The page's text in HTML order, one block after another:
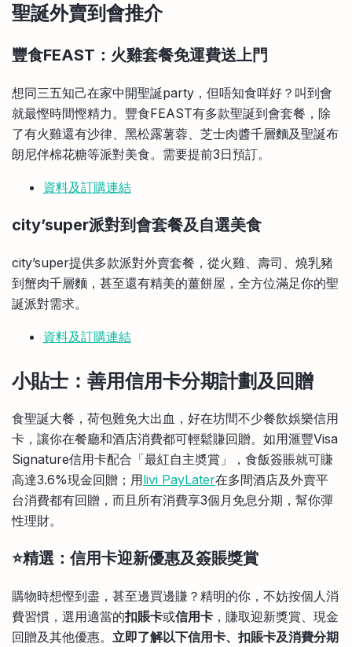
聖誕外賣到會推介
豐食FEAST：火雞套餐免運費送上門
想同三五知己在家中開聖誕party，但唔知食咩好？叫到會
就最慳時間慳精力。豐食FEAST有多款聖誕到會套餐，除
了有火雞還有沙律、黑松露薯蓉、芝士肉醬千層麵及聖誕布
朗尼伴棉花糖等派對美食。需要提前3日預訂。
資料及訂購連結
city’super派對到會套餐及自選美食
city’super提供多款派對外賣套餐，從火雞、壽司、燒乳豬
到蟹肉千層麵，甚至還有精美的薑餅屋，全方位滿足你的聖
誕派對需求。
資料及訂購連結
小貼士：善用信用卡分期計劃及回贈
食聖誕大餐，荷包難免大出血，好在坊間不少餐飲娛樂信用
卡，讓你在餐廳和酒店消費都可輕鬆賺回贈。如用滙豐Visa
Signature信用卡配合「最紅自主奬賞」，食飯簽賬就可賺
高達3.6%現金回贈；用livi PayLater在多間酒店及外賣平
台消費都有回贈，而且所有消費享3個月免息分期，幫你彈
性理財。
⭐精選：信用卡迎新優惠及簽賬獎賞
購物時想慳到盡，甚至邊買邊賺？精明的你，不妨按個人消
費習慣，選用適當的扣賬卡或信用卡 ，賺取迎新獎賞、現金
回贈及其他優惠。 立即了解以下信用卡、扣賬卡及消費分期